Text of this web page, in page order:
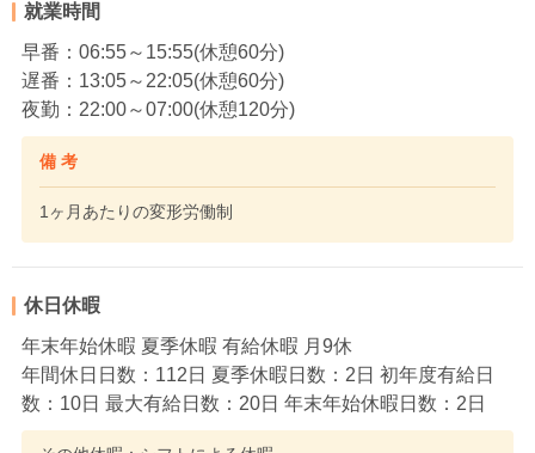
就業時間
早番：06:55～15:55(休憩60分)
遅番：13:05～22:05(休憩60分)
夜勤：22:00～07:00(休憩120分)
備 考
1ヶ月あたりの変形労働制
休日休暇
年末年始休暇 夏季休暇 有給休暇 月9休
年間休日日数：112日 夏季休暇日数：2日 初年度有給日
数：10日 最大有給日数：20日 年末年始休暇日数：2日